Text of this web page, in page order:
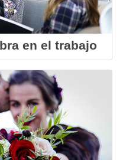
en el trabajo